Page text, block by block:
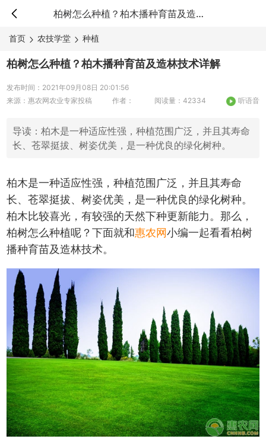
柏树怎么种植？柏木播种育苗及造林技术详解
首页 农技学堂 种植
柏树怎么种植？柏木播种育苗及造林技术详解
发布时间：2021年09月08日 20:01:56
来源：惠农网农业专家投稿
作者： 阅读量：42334 听语音
导读：柏木是一种适应性强，种植范围广泛，并且其寿命
长、苍翠挺拔、树姿优美，是一种优良的绿化树种。
柏木是一种适应性强，种植范围广泛，并且其寿命
长、苍翠挺拔、树姿优美，是一种优良的绿化树种。
柏木比较喜光，有较强的天然下种更新能力。那么，
柏树怎么种植呢？下面就和惠农网小编一起看看柏树
播种育苗及造林技术。